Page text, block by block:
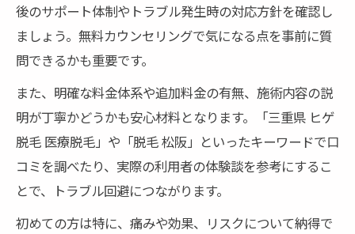
後のサポート体制やトラブル発生時の対応方針を確認し
ましょう。無料カウンセリングで気になる点を事前に質
問できるかも重要です。
また、明確な料金体系や追加料金の有無、施術内容の説
明が丁寧かどうかも安心材料となります。「三重県 ヒゲ
脱毛 医療脱毛」や「脱毛 松阪」といったキーワードで口
コミを調べたり、実際の利用者の体験談を参考にするこ
とで、トラブル回避につながります。
初めての方は特に、痛みや効果、リスクについて納得で